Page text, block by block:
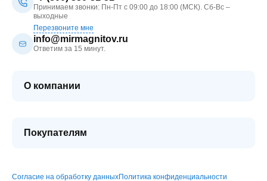
Принимаем звонки: Пн-Пт с 09:00 до 18:00 (МСК). Сб-Вс –
выходные
Перезвоните мне
info@mirmagnitov.ru
Ответим за 15 минут.
Покупателям
О компании
Согласие на обработку данныхПолитика конфиденциальности